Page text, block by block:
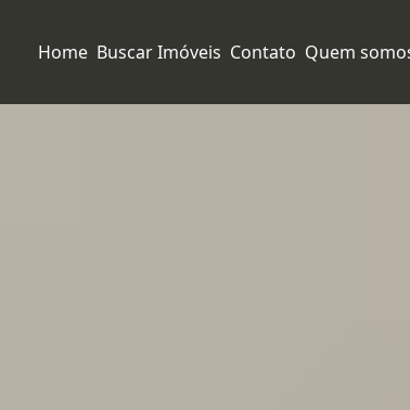
Home Buscar Imóveis Contato Quem